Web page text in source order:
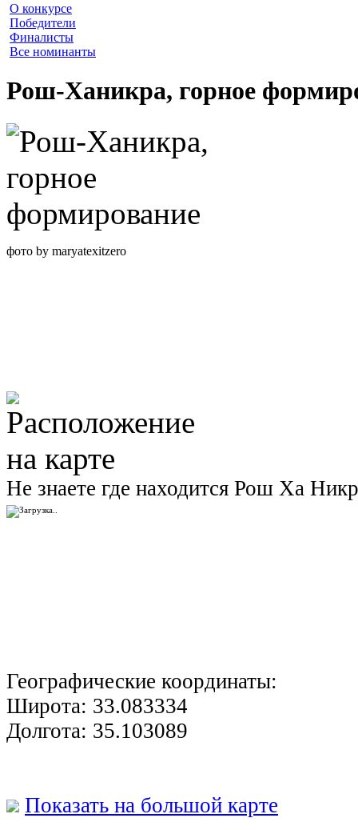
О конкурсе
Победители
Финалисты
Все номинанты
Рош-Ханикра, горное
фото by maryatexitzero
Не знаете где находится Рош Ха
Географические координаты:
Широта: 33.083334
Долгота: 35.103089
Показать на большой карте